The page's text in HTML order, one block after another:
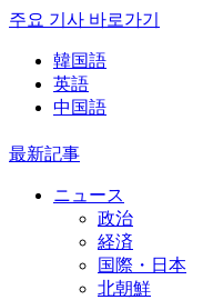
주요 기사 바로가기
韓国語
英語
中国語
最新記事
ニュース
政治
経済
国際・日本
北朝鮮